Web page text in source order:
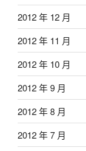
2012 年 12 月
2012 年 11 月
2012 年 10 月
2012 年 9 月
2012 年 8 月
2012 年 7 月